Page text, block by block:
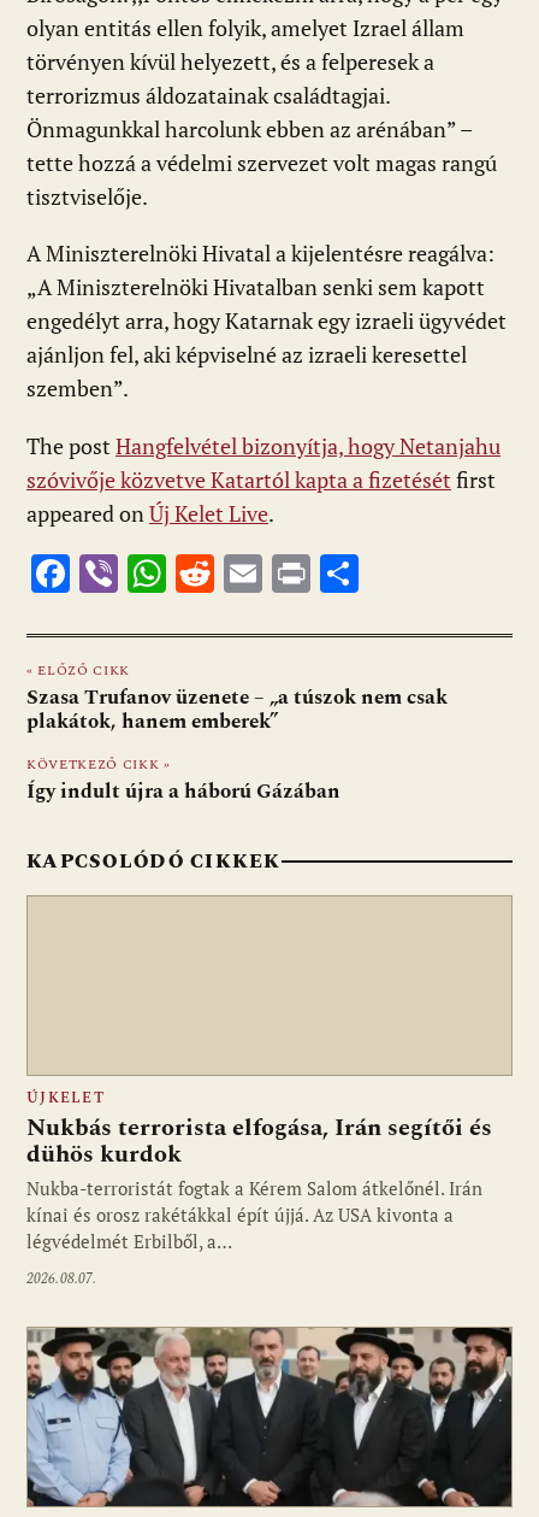
olyan entitás ellen folyik, amelyet Izrael állam
törvényen kívül helyezett, és a felperesek a
terrorizmus áldozatainak családtagjai.
Önmagunkkal harcolunk ebben az arénában” –
tette hozzá a védelmi szervezet volt magas rangú
tisztviselője.
A Miniszterelnöki Hivatal a kijelentésre reagálva:
„A Miniszterelnöki Hivatalban senki sem kapott
engedélyt arra, hogy Katarnak egy izraeli ügyvédet
ajánljon fel, aki képviselné az izraeli keresettel
szemben”.
The post Hangfelvétel bizonyítja, hogy Netanjahu
szóvivője közvetve Katartól kapta a fizetését first
appeared on Új Kelet Live.
F
e
b
o
o
k
Vi
er
W
at
s
A
p
p
R
d
di
t
E
ai
l
Pr
t za
m
« ELŐZŐ CIKK
Szasa Trufanov üzenete – „a túszok nem csak
plakátok, hanem emberek”
KÖVETKEZŐ CIKK »
Így indult újra a háború Gázában
KAPCSOLÓDÓ CIKKEK
ÚJKELET
Nukbás terrorista elfogása, Irán segítői és
dühös kurdok
Nukba-terroristát fogtak a Kérem Salom átkelőnél. Irán
kínai és orosz rakétákkal épít újjá. Az USA kivonta a
légvédelmét Erbilből, a…
2026.08.07.